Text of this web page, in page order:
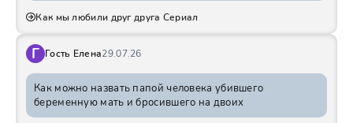
Как мы любили друг друга Сериал
Г Гость Елена29.07.26
Как можно назвать папой человека убившего
беременную мать и бросившего на двоих